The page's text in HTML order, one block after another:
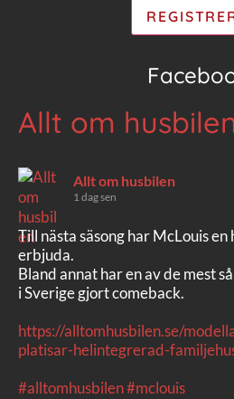
Allt om
Allt om husbilen
1 dag sen
Till nästa säsong har McLouis
erbjuda.
Bland annat har en av de mest
i Sverige gjort comeback.
https://alltomhusbilen.se/
platisar-helintegrerad-
#alltomhusbilen#mclouis